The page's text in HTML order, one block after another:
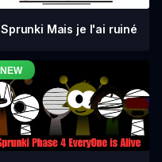
Sprunki Mais je l'ai ruiné